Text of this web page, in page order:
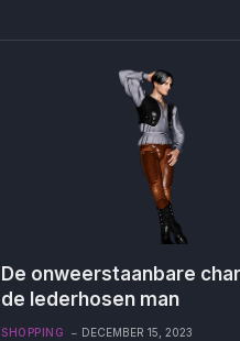
De onweerstaanbare
de lederhosen man
SHOPPING DECEMBER 15, 2023